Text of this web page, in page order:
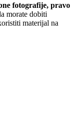
fotografije, pravo
morate dobiti
materijal na